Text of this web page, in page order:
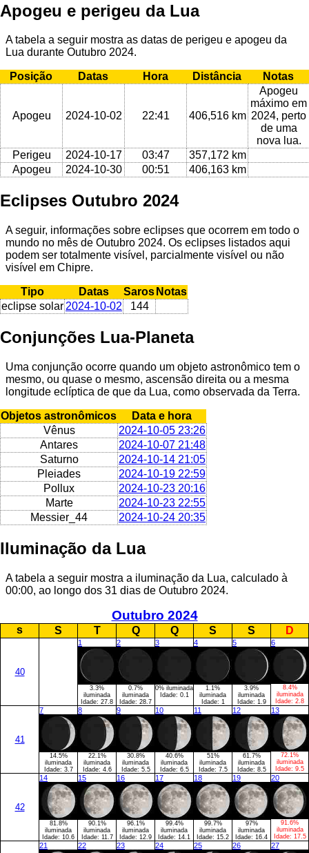
Apogeu e perigeu da Lua
A tabela a seguir mostra as datas de perigeu e apogeu da
Lua durante Outubro 2024.
Posição Datas Hora Distância Notas
Apogeu 2024-10-02 22:41 406,516 km
Apogeu
máximo em
2024, perto
de uma
nova lua.
Perigeu
2024-10-17 03:47
357,172 km
Apogeu
2024-10-30 00:51 406,163 km
Eclipses Outubro 2024
A seguir, informações sobre eclipses que ocorrem em todo o
mundo no mês de Outubro 2024. Os eclipses listados aqui
podem ser totalmente visível, parcialmente visível ou não
visível em Chipre.
Tipo Datas Saros Notas
eclipse solar 2024-10-02 144
Conjunções Lua-Planeta
Uma conjunção ocorre quando um objeto astronômico tem o
mesmo, ou quase o mesmo, ascensão direita ou a mesma
longitude eclíptica de que da Lua, como observada da Terra.
Objetos astronômicos
Data e hora
Vênus
2024-10-05 23:26
Antares
2024-10-07 21:48
Saturno
2024-10-14 21:05
Pleiades
2024-10-19 22:59
Pollux
2024-10-23 20:16
Marte
2024-10-23 22:55
Messier_44
2024-10-24 20:35
Iluminação da Lua
A tabela a seguir mostra a iluminação da Lua, calculado à
00:00, ao longo dos 31 dias de Outubro 2024.
Outubro 2024
s S T Q Q S S D
40
1
3.3%
iluminada
Idade: 27.8
2
0.7%
iluminada
Idade: 28.7
3
0% iluminada
Idade: 0.1
4
1.1%
iluminada
Idade: 1
5
3.9%
iluminada
Idade: 1.9
6
8.4%
iluminada
Idade: 2.8
41
7
14.5%
iluminada
Idade: 3.7
8
22.1%
iluminada
Idade: 4.6
9
30.8%
iluminada
Idade: 5.5
10
40.6%
iluminada
Idade: 6.5
11
51%
iluminada
Idade: 7.5
12
61.7%
iluminada
Idade: 8.5
13
72.1%
iluminada
Idade: 9.5
42
14
81.8%
iluminada
Idade: 10.6
15
90.1%
iluminada
Idade: 11.7
16
96.1%
iluminada
Idade: 12.9
17
99.4%
iluminada
Idade: 14.1
18
99.7%
iluminada
Idade: 15.2
19
97%
iluminada
Idade: 16.4
20
91.6%
iluminada
Idade: 17.5
21 22 23 24 25 26 27